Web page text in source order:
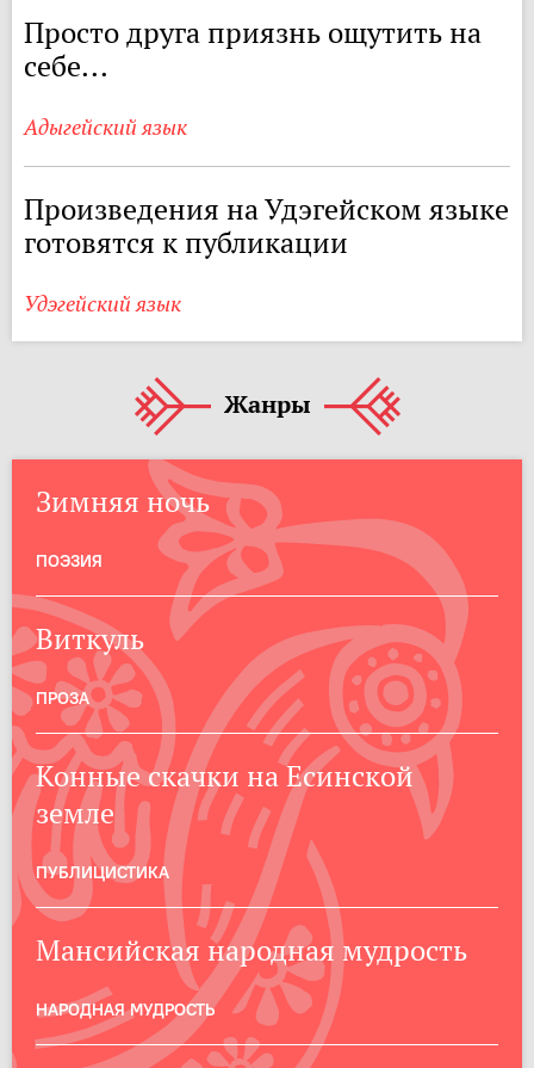
Просто друга приязнь ощутить на
себе...
Адыгейский язык
Произведения на Удэгейском языке
готовятся к публикации
Удэгейский язык
Жанры
Зимняя ночь
ПОЭЗИЯ
Виткуль
ПРОЗА
Конные скачки на Есинской
земле
ПУБЛИЦИСТИКА
Мансийская народная мудрость
НАРОДНАЯ МУДРОСТЬ